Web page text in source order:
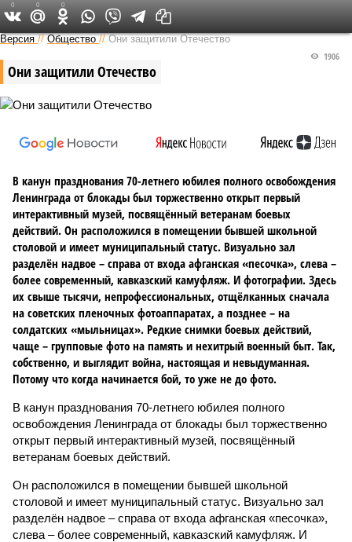
Версия на Неве
Версия //Общество //Они защитили Отечество
Они защитили Отечество
1906
В канун празднования 70-летнего юбилея полного освобождения
Ленинграда от блокады был торжественно открыт первый
интерактивный музей, посвящённый ветеранам боевых
действий. Он расположился в помещении бывшей школьной
столовой и имеет муниципальный статус. Визуально зал
разделён надвое – справа от входа афганская «песочка», слева –
более современный, кавказский камуфляж. И фотографии. Здесь
их свыше тысячи, непрофессиональных, отщёлканных сначала
на советских пленочных фотоаппаратах, а позднее – на
солдатских «мыльницах». Редкие снимки боевых действий,
чаще – групповые фото на память и нехитрый военный быт. Так,
собственно, и выглядит война, настоящая и невыдуманная.
Потому что когда начинается бой, то уже не до фото.
В канун празднования 70-летнего юбилея полного
освобождения Ленинграда от блокады был торжественно
открыт первый интерактивный музей, посвящённый
ветеранам боевых действий.
Он расположился в помещении бывшей школьной
столовой и имеет муниципальный статус. Визуально зал
разделён надвое – справа от входа афганская «песочка»,
слева – более современный, кавказский камуфляж. И
0 0 0